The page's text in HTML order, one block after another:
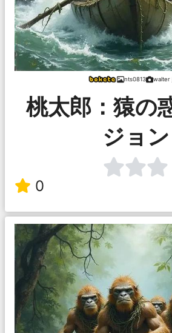
nts0813 walter
桃太郎：猿の
ジョン
0